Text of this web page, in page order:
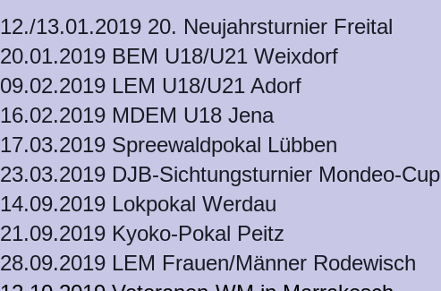
12./13.01.2019 20. Neujahrsturnier Freital
20.01.2019 BEM U18/U21 Weixdorf
09.02.2019 LEM U18/U21 Adorf
16.02.2019 MDEM U18 Jena
17.03.2019 Spreewaldpokal Lübben
23.03.2019 DJB-Sichtungsturnier Mondeo-Cup
14.09.2019 Lokpokal Werdau
21.09.2019 Kyoko-Pokal Peitz
28.09.2019 LEM Frauen/Männer Rodewisch